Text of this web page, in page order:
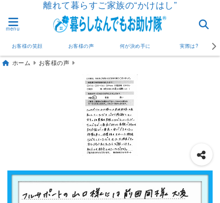
離れて暮らすご家族の“かけはし”
menu
お客様の笑顔 お客様の声 何が決め手に 実際は?
ホーム お客様の声